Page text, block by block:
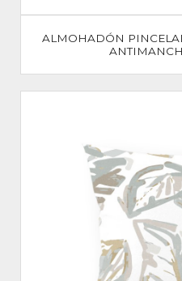
ALMOHADÓN